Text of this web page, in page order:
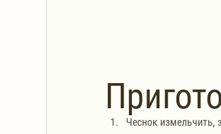
Чеснок измельчить,